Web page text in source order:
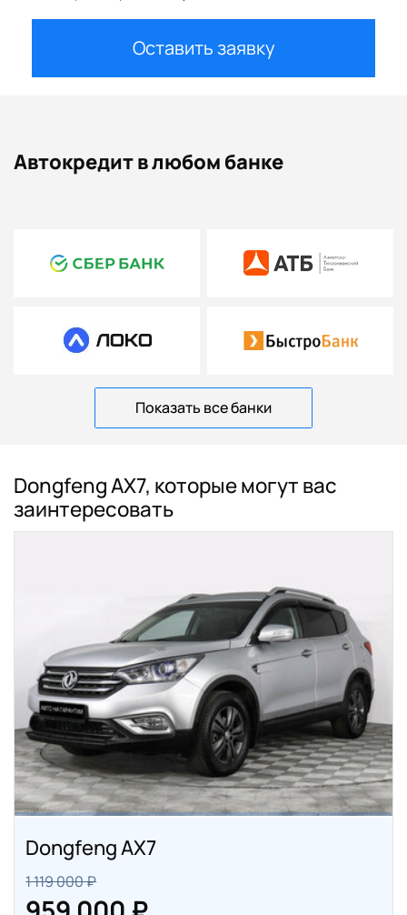
Оставить заявку
Автокредит в любом банке
Показать все банки
Dongfeng AX7, которые могут вас
заинтересовать
Dongfeng AX7
1 119 000 ₽